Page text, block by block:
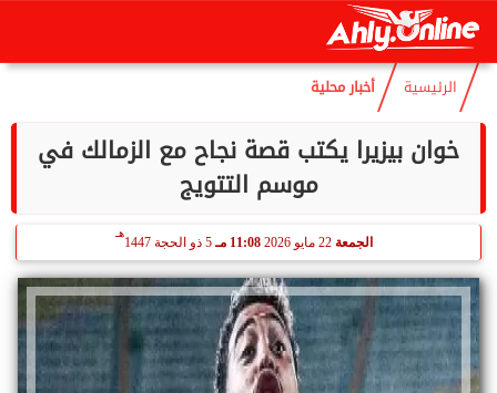
السبت
الرئيسية أخبار محلية
خوان بيزيرا يكتب قصة نجاح مع الزمالك في
موسم التتويج
الجمعة 11:08 مـ 5 ذو الحجة 1447
هـ